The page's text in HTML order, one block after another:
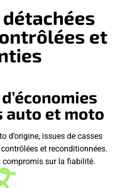
et
auto et moto
d’origine, issues de casses
et reconditionnées.
compromis sur la fiabilité.